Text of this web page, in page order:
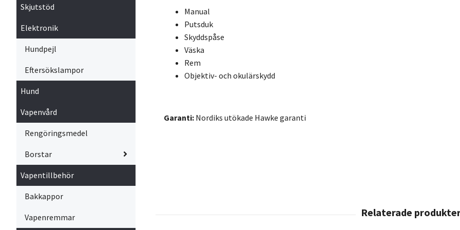
Skjutstöd
Elektronik
Hundpejl
Eftersökslampor
Hund
Vapenvård
Rengöringsmedel
Borstar
Vapentillbehör
Bakkappor
Vapenremmar
Manual
Putsduk
Skyddspåse
Väska
Rem
Objektiv- och okulärskydd
Garanti: Nordiks utökade Hawke garanti